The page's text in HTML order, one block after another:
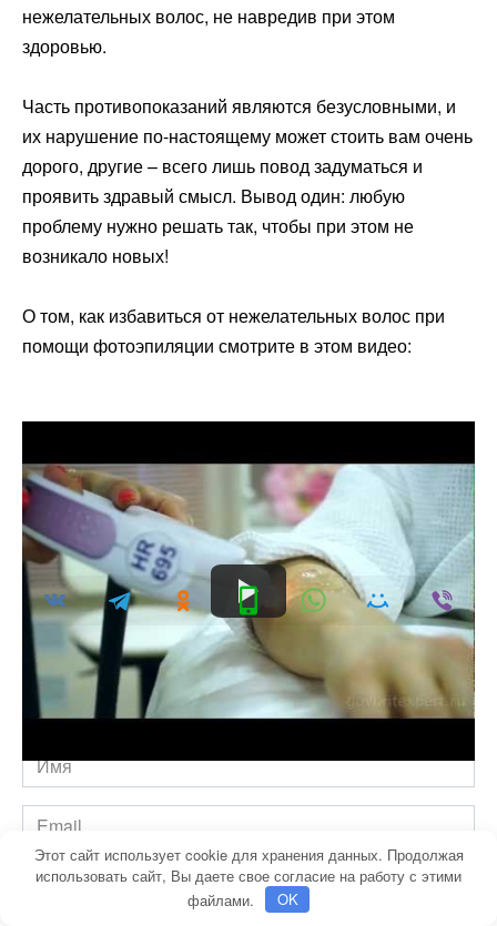
нежелательных волос, не навредив при этом
здоровью.
Часть противопоказаний являются безусловными, и
их нарушение по-настоящему может стоить вам очень
дорого, другие – всего лишь повод задуматься и
проявить здравый смысл. Вывод один: любую
проблему нужно решать так, чтобы при этом не
возникало новых!
О том, как избавиться от нежелательных волос при
помощи фотоэпиляции смотрите в этом видео:
Оцените статью
Добавить комментарий
Имя
*
Email
Комментарий
Этот сайт использует cookie для хранения данных. Продолжая
использовать сайт, Вы даете свое согласие на работу с этими
файлами.
OK